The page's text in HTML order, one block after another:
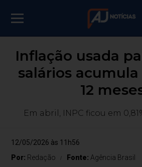
Inflação usada
salários acumula
12
Em abril, INPC ficou em
12/05/2026 às 11h56
Por: Redação Fonte: Agência Brasil